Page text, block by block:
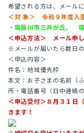
希望される方は、メー
＜対 象＞ 令和９年度入
・寝屋川市三井が丘、
＜申込方法＞ メール
※メールが届いたら数日
＜申込内容＞
件名：地域優先枠
本文：お子さまの名前（
所・電話番号（日中連絡
＜申込受付＞８月３１
きます！